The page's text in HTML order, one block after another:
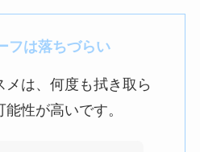
フは落ちづらい
は、何度も拭き取ら
性が高いです。